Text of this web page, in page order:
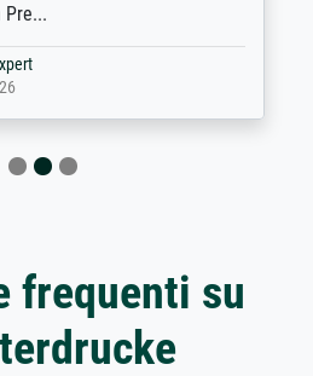
frequenti su